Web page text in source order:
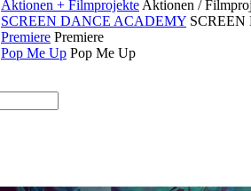
Aktionen + Filmprojekte Aktionen /
SCREEN DANCE ACADEMY
Premiere Premiere
Pop Me Up Pop Me Up